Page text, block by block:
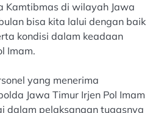
Kamtibmas di wilayah Jawa
bisa kita lalui dengan baik
kondisi dalam keadaan
Imam.
yang menerima
Jawa Timur Irjen Pol Imam
dalam pelaksanaan tugasnya